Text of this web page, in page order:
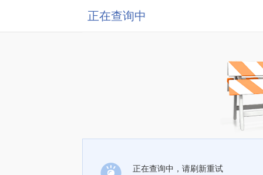
正在查询中
正在查询中，请刷新重试